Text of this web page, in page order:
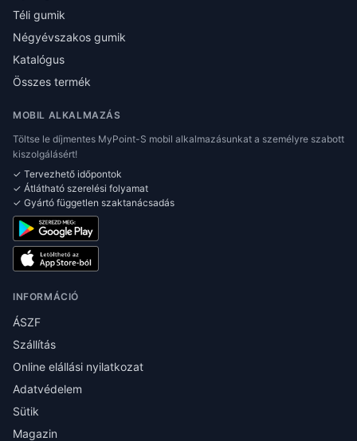
Téli gumik
Négyévszakos gumik
Katalógus
Összes termék
MOBIL ALKALMAZÁS
Töltse le díjmentes MyPoint-S mobil alkalmazásunkat a személyre szabott
kiszolgálásért!
✓ Tervezhető időpontok
✓ Átlátható szerelési folyamat
✓ Gyártó független szaktanácsadás
INFORMÁCIÓ
ÁSZF
Szállítás
Online elállási nyilatkozat
Adatvédelem
Sütik
Magazin